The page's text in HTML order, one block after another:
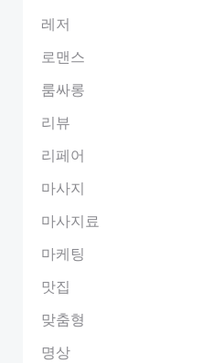
레저
로맨스
룸싸롱
리뷰
리페어
마사지
마사지료
마케팅
맛집
맞춤형
명상